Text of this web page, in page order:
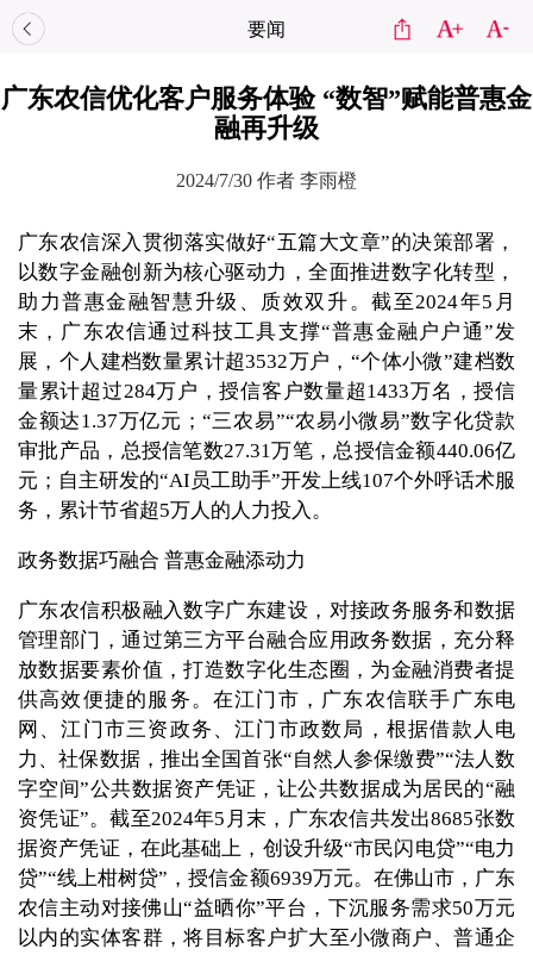
要闻
广东农信优化客户服务体验 “数智”赋能普惠金
融再升级
2024/7/30 作者 李雨橙
广东农信深入贯彻落实做好“五篇大文章”的决策部署，
以数字金融创新为核心驱动力，全面推进数字化转型，
助力普惠金融智慧升级、质效双升。截至2024年5月
末，广东农信通过科技工具支撑“普惠金融户户通”发
展，个人建档数量累计超3532万户，“个体小微”建档数
量累计超过284万户，授信客户数量超1433万名，授信
金额达1.37万亿元；“三农易”“农易小微易”数字化贷款
审批产品，总授信笔数27.31万笔，总授信金额440.06亿
元；自主研发的“AI员工助手”开发上线107个外呼话术服
务，累计节省超5万人的人力投入。
政务数据巧融合 普惠金融添动力
广东农信积极融入数字广东建设，对接政务服务和数据
管理部门，通过第三方平台融合应用政务数据，充分释
放数据要素价值，打造数字化生态圈，为金融消费者提
供高效便捷的服务。在江门市，广东农信联手广东电
网、江门市三资政务、江门市政数局，根据借款人电
力、社保数据，推出全国首张“自然人参保缴费”“法人数
字空间”公共数据资产凭证，让公共数据成为居民的“融
资凭证”。截至2024年5月末，广东农信共发出8685张数
据资产凭证，在此基础上，创设升级“市民闪电贷”“电力
贷”“线上柑树贷”，授信金额6939万元。在佛山市，广东
农信主动对接佛山“益晒你”平台，下沉服务需求50万元
以内的实体客群，将目标客户扩大至小微商户、普通企